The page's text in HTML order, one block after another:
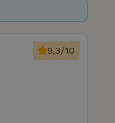
9,3/10